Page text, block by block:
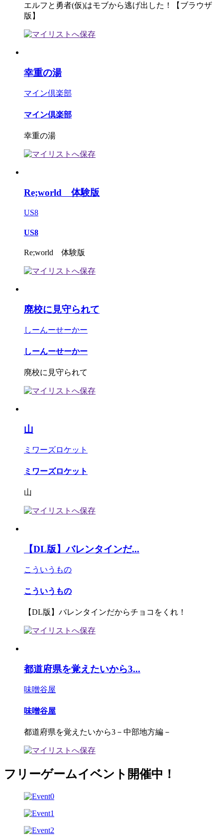
エルフと勇者(仮)はモブから逃げ出した！【ブラウザ
版】
幸重の湯
マイン倶楽部
マイン倶楽部
幸重の湯
Re;world 体験版
US8
US8
Re;world 体験版
廃校に見守られて
しーんーせーかー
しーんーせーかー
廃校に見守られて
山
ミワーズロケット
ミワーズロケット
山
【DL版】バレンタインだ...
こういうもの
こういうもの
【DL版】バレンタインだからチョコをくれ！
都道府県を覚えたいから3...
味噌谷屋
味噌谷屋
都道府県を覚えたいから3－中部地方編－
フリーゲームイベント開催中！